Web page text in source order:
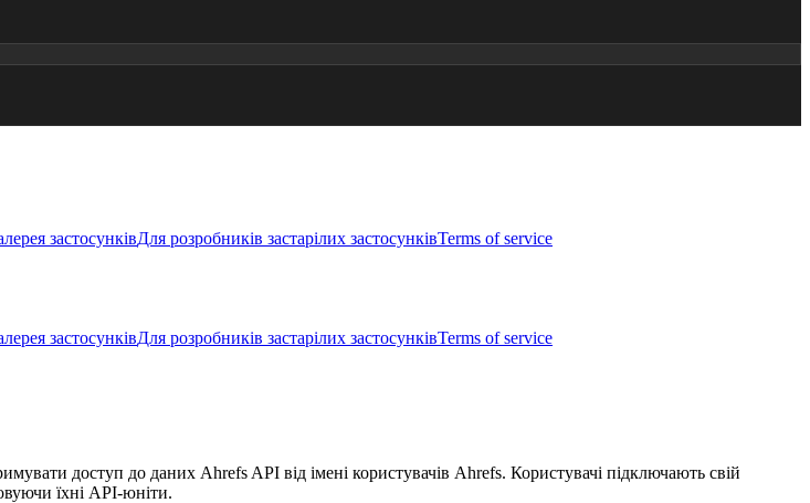
застосунківДля розробників застарілих застосунківTerms of service
застосунківДля розробників застарілих застосунківTerms of service
доступ до даних Ahrefs API від імені користувачів Ahrefs. Користувачі підключають свій
їхні API-юніти.